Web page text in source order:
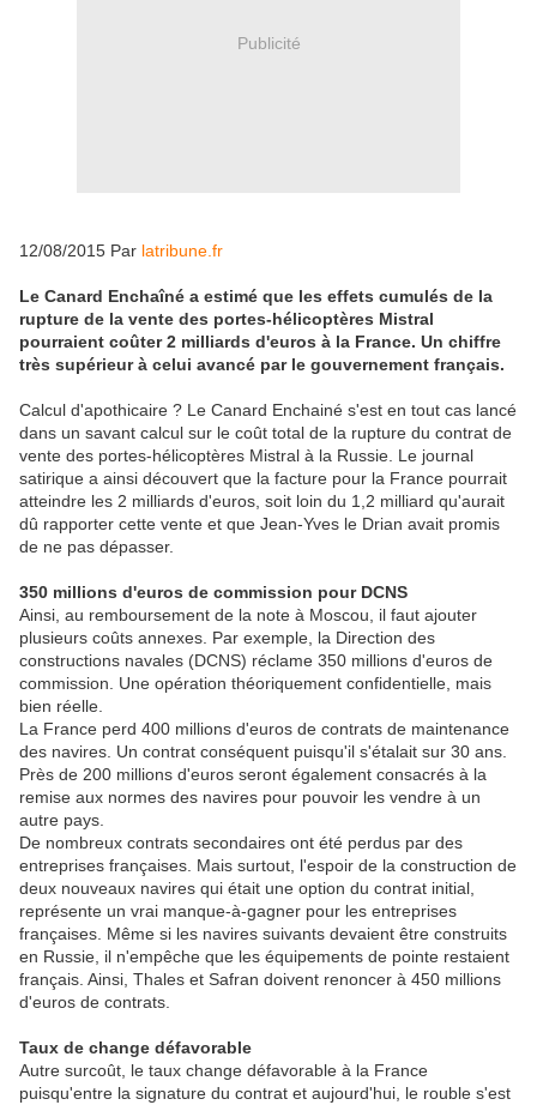
Publicité
12/08/2015 Par latribune.fr
Le Canard Enchaîné a estimé que les effets cumulés de la
rupture de la vente des portes-hélicoptères Mistral
pourraient coûter 2 milliards d'euros à la France. Un chiffre
très supérieur à celui avancé par le gouvernement français.
Calcul d'apothicaire ? Le Canard Enchainé s'est en tout cas lancé
dans un savant calcul sur le coût total de la rupture du contrat de
vente des portes-hélicoptères Mistral à la Russie. Le journal
satirique a ainsi découvert que la facture pour la France pourrait
atteindre les 2 milliards d'euros, soit loin du 1,2 milliard qu'aurait
dû rapporter cette vente et que Jean-Yves le Drian avait promis
de ne pas dépasser.
350 millions d'euros de commission pour DCNS
Ainsi, au remboursement de la note à Moscou, il faut ajouter
plusieurs coûts annexes. Par exemple, la Direction des
constructions navales (DCNS) réclame 350 millions d'euros de
commission. Une opération théoriquement confidentielle, mais
bien réelle.
La France perd 400 millions d'euros de contrats de maintenance
des navires. Un contrat conséquent puisqu'il s'étalait sur 30 ans.
Près de 200 millions d'euros seront également consacrés à la
remise aux normes des navires pour pouvoir les vendre à un
autre pays.
De nombreux contrats secondaires ont été perdus par des
entreprises françaises. Mais surtout, l'espoir de la construction de
deux nouveaux navires qui était une option du contrat initial,
représente un vrai manque-à-gagner pour les entreprises
françaises. Même si les navires suivants devaient être construits
en Russie, il n'empêche que les équipements de pointe restaient
français. Ainsi, Thales et Safran doivent renoncer à 450 millions
d'euros de contrats.
Taux de change défavorable
Autre surcoût, le taux change défavorable à la France
puisqu'entre la signature du contrat et aujourd'hui, le rouble s'est